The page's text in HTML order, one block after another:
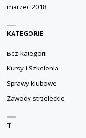
marzec 2018
KATEGORIE
Bez kategorii
Kursy i Szkolenia
Sprawy klubowe
Zawody strzeleckie
T